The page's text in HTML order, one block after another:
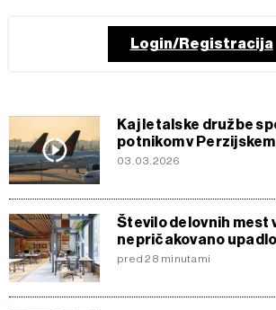
Login/Registracija
Kaj letalske družbe
potnikom v
03.03.2026
Število delovnih mest
nepričakovano
pred 28 minutami